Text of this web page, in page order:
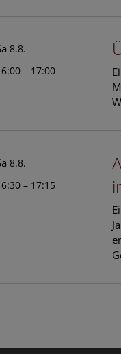
8.8.
– 17:00
8.8.
– 17:15